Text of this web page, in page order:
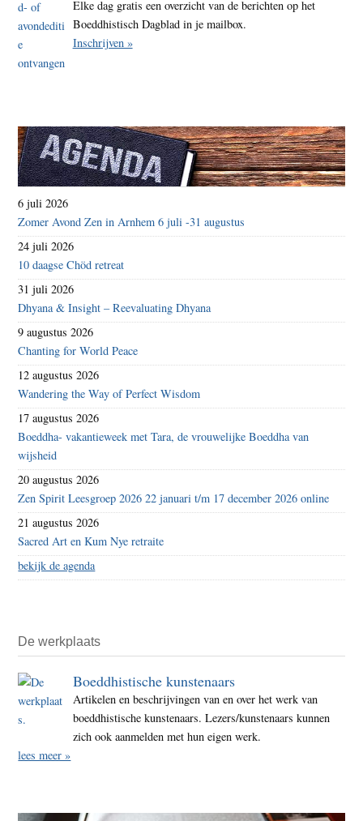
Elke dag gratis een overzicht van de berichten op het
Boeddhistisch Dagblad in je mailbox.
Inschrijven »
6 juli 2026
Zomer Avond Zen in Arnhem 6 juli -31 augustus
24 juli 2026
10 daagse Chöd retreat
31 juli 2026
Dhyana & Insight – Reevaluating Dhyana
9 augustus 2026
Chanting for World Peace
12 augustus 2026
Wandering the Way of Perfect Wisdom
17 augustus 2026
Boeddha- vakantieweek met Tara, de vrouwelijke Boeddha van
wijsheid
20 augustus 2026
Zen Spirit Leesgroep 2026 22 januari t/m 17 december 2026 online
21 augustus 2026
Sacred Art en Kum Nye retraite
bekijk de agenda
De werkplaats
Boeddhistische kunstenaars
Artikelen en beschrijvingen van en over het werk van
boeddhistische kunstenaars. Lezers/kunstenaars kunnen
zich ook aanmelden met hun eigen werk.
lees meer »